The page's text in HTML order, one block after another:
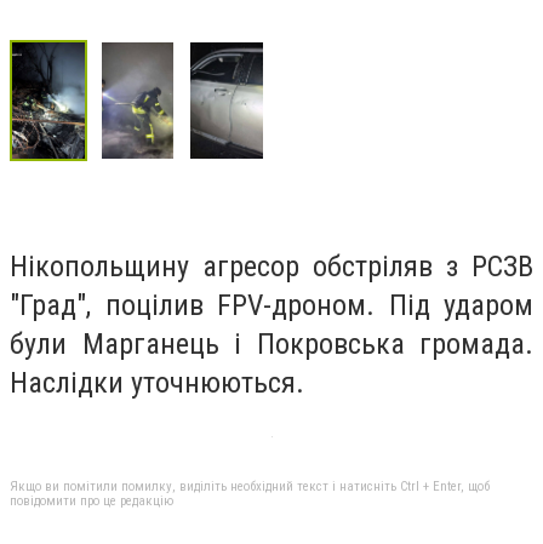
Нікопольщину агресор обстріляв з РСЗВ
"Град", поцілив FPV-дроном. Під ударом
були Марганець і Покровська громада.
Наслідки уточнюються.
Якщо ви помітили помилку, виділіть необхідний текст і натисніть Ctrl + Enter, щоб
повідомити про це редакцію